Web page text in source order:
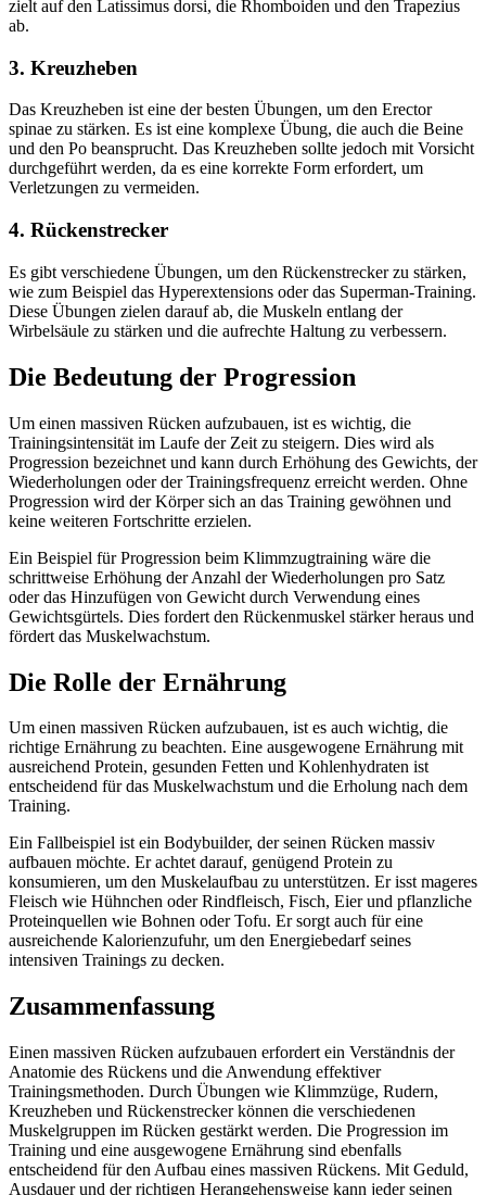
zielt auf den Latissimus dorsi, die Rhomboiden und den Trapezius
ab.
3. Kreuzheben
Das Kreuzheben ist eine der besten Übungen, um den Erector
spinae zu stärken. Es ist eine komplexe Übung, die auch die Beine
und den Po beansprucht. Das Kreuzheben sollte jedoch mit Vorsicht
durchgeführt werden, da es eine korrekte Form erfordert, um
Verletzungen zu vermeiden.
4. Rückenstrecker
Es gibt verschiedene Übungen, um den Rückenstrecker zu stärken,
wie zum Beispiel das Hyperextensions oder das Superman-Training.
Diese Übungen zielen darauf ab, die Muskeln entlang der
Wirbelsäule zu stärken und die aufrechte Haltung zu verbessern.
Die Bedeutung der Progression
Um einen massiven Rücken aufzubauen, ist es wichtig, die
Trainingsintensität im Laufe der Zeit zu steigern. Dies wird als
Progression bezeichnet und kann durch Erhöhung des Gewichts, der
Wiederholungen oder der Trainingsfrequenz erreicht werden. Ohne
Progression wird der Körper sich an das Training gewöhnen und
keine weiteren Fortschritte erzielen.
Ein Beispiel für Progression beim Klimmzugtraining wäre die
schrittweise Erhöhung der Anzahl der Wiederholungen pro Satz
oder das Hinzufügen von Gewicht durch Verwendung eines
Gewichtsgürtels. Dies fordert den Rückenmuskel stärker heraus und
fördert das Muskelwachstum.
Die Rolle der Ernährung
Um einen massiven Rücken aufzubauen, ist es auch wichtig, die
richtige Ernährung zu beachten. Eine ausgewogene Ernährung mit
ausreichend Protein, gesunden Fetten und Kohlenhydraten ist
entscheidend für das Muskelwachstum und die Erholung nach dem
Training.
Ein Fallbeispiel ist ein Bodybuilder, der seinen Rücken massiv
aufbauen möchte. Er achtet darauf, genügend Protein zu
konsumieren, um den Muskelaufbau zu unterstützen. Er isst mageres
Fleisch wie Hühnchen oder Rindfleisch, Fisch, Eier und pflanzliche
Proteinquellen wie Bohnen oder Tofu. Er sorgt auch für eine
ausreichende Kalorienzufuhr, um den Energiebedarf seines
intensiven Trainings zu decken.
Zusammenfassung
Einen massiven Rücken aufzubauen erfordert ein Verständnis der
Anatomie des Rückens und die Anwendung effektiver
Trainingsmethoden. Durch Übungen wie Klimmzüge, Rudern,
Kreuzheben und Rückenstrecker können die verschiedenen
Muskelgruppen im Rücken gestärkt werden. Die Progression im
Training und eine ausgewogene Ernährung sind ebenfalls
entscheidend für den Aufbau eines massiven Rückens. Mit Geduld,
Ausdauer und der richtigen Herangehensweise kann jeder seinen